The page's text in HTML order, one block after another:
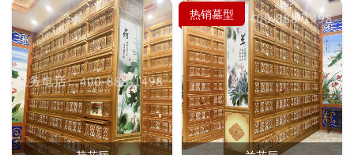
热销墓型